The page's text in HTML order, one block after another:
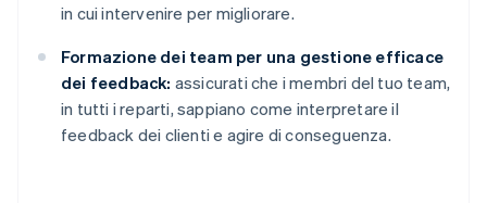
in cui intervenire per migliorare.
Formazione dei team per una gestione efficace
dei feedback: assicurati che i membri del tuo team,
in tutti i reparti, sappiano come interpretare il
feedback dei clienti e agire di conseguenza.